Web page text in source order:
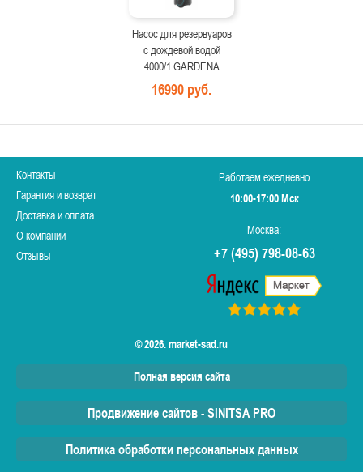
Насос для резервуаров
с дождевой водой
4000/1 GARDENA
16990 руб.
Контакты
Гарантия и возврат
Доставка и оплата
О компании
Отзывы
Работаем ежедневно
10:00-17:00 Мск
Москва:
+7 (495) 798-08-63
© 2026. market-sad.ru
Полная версия сайта
Продвижение сайтов - SINITSA PRO
Политика обработки персональных данных